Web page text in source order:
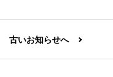
古いお知らせへ